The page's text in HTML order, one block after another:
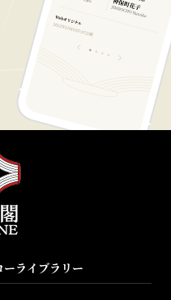
ーライブラリー